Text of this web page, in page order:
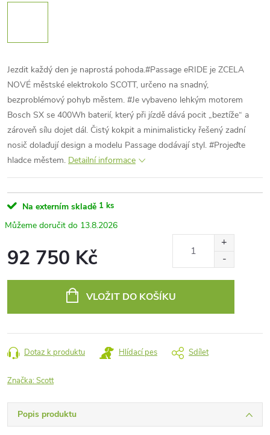
Jezdit každý den je naprostá pohoda.#Passage eRIDE je ZCELA
NOVÉ městské elektrokolo SCOTT, určeno na snadný,
bezproblémový pohyb městem. #Je vybaveno lehkým motorem
Bosch SX se 400Wh baterií, který při jízdě dává pocit „beztíže“ a
zároveň sílu dojet dál. Čistý kokpit a minimalisticky řešený zadní
nosič dolaďují design a modelu Passage dodávají styl. #Projeďte
hladce městem. Detailní informace
Na externím skladě 1 ks
13.8.2026
92 750 Kč
VLOŽIT DO KOŠÍKU
Dotaz k produktu Hlídací pes Sdílet
Značka:Scott
Popis produktu